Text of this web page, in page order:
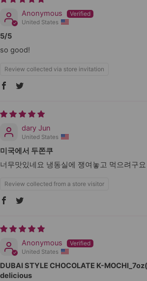
Anonymous
United States
5/5
so good!
Review collected via store invitation
dary Jun
United States
미국에서 두쫀쿠
너무맛있네요 냉동실에 쟁여놓고 먹으려구
Review collected from a store visitor
Anonymous
United States
DUBAI STYLE CHOCOLATE K-
delicious